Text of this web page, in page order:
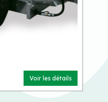
Voir les détails